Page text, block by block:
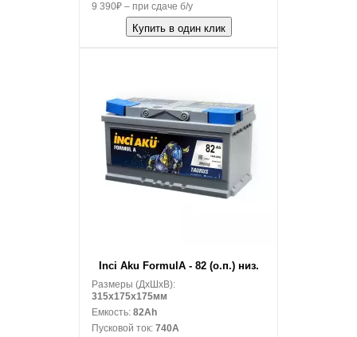
9 390₽ – при сдаче б/у
Купить в один клик
Inci Aku FormulA - 82 (о.п.) низ.
Размеры (ДxШxВ):
315x175x175мм
Емкость: 82Ah
Пусковой ток: 740A